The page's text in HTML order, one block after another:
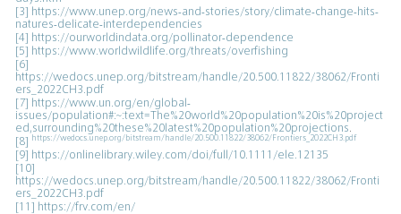
[3] https://www.unep.org/news-and-stories/story/climate-change-hits-
natures-delicate-interdependencies
[4] https://ourworldindata.org/pollinator-dependence
[5] https://www.worldwildlife.org/threats/overfishing
[6]
https://wedocs.unep.org/bitstream/handle/20.500.11822/38062/Fronti
ers_2022CH3.pdf
[7] https://www.un.org/en/global-
issues/population#:~:text=The%20world%20population%20is%20project
ed,surrounding%20these%20latest%20population%20projections
[8] https://wedocs.unep.org/bitstream/handle/20.500.11822/38062/Frontiers_2022CH3.pdf
[9] https://onlinelibrary.wiley.com/doi/full/10.1111/ele.12135
[10]
https://wedocs.unep.org/bitstream/handle/20.500.11822/38062/Fronti
ers_2022CH3.pdf
[11] https://frv.com/en/